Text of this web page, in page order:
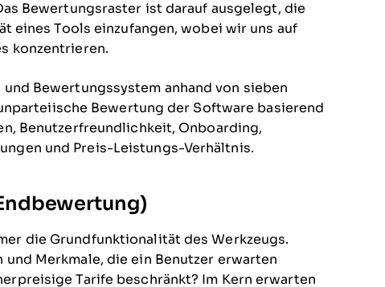
Bewertungsraster ist darauf ausgelegt, die
eines Tools einzufangen, wobei wir uns auf
konzentrieren.
Bewertungssystem anhand von sieben
Bewertung der Software basierend
Benutzerfreundlichkeit, Onboarding,
und Preis-Leistungs-Verhältnis.
die Grundfunktionalität des Werkzeugs.
Merkmale, die ein Benutzer erwarten
Tarife beschränkt? Im Kern erwarten